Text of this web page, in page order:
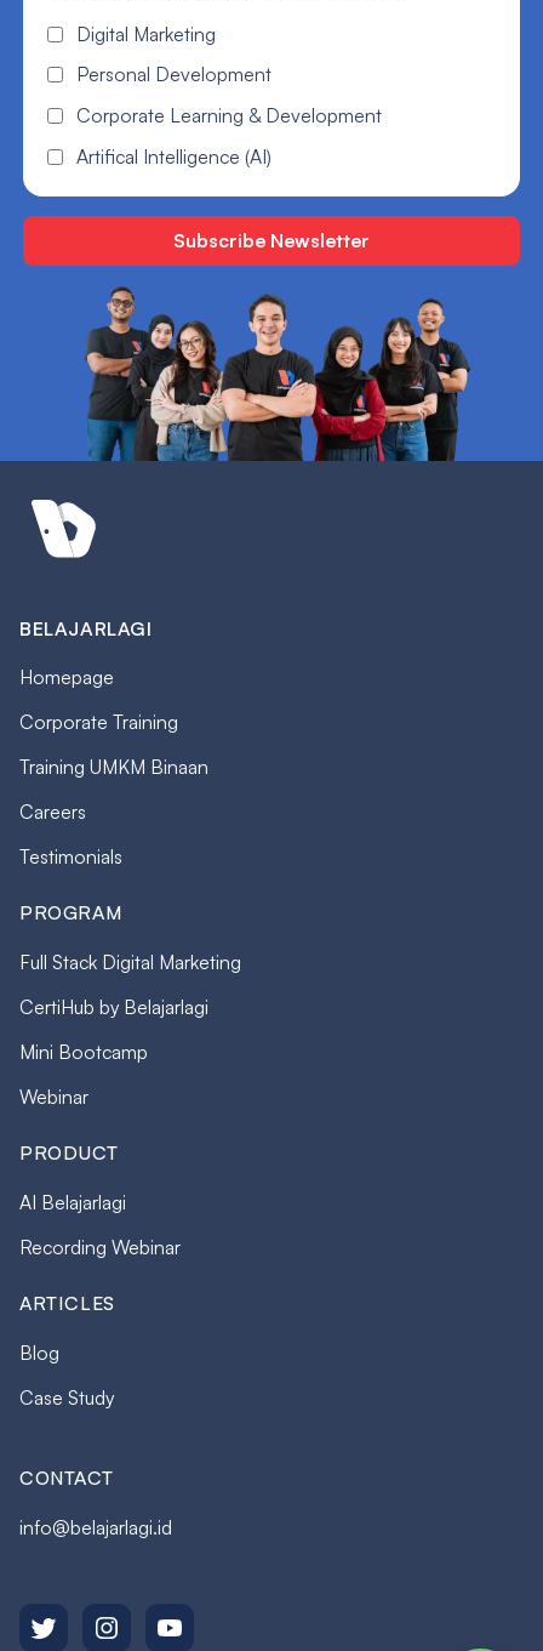
Digital Marketing
Personal Development
Corporate Learning & Development
Artifical Intelligence (AI)
BELAJARLAGI
Homepage
Corporate Training
Training UMKM Binaan
Careers
Testimonials
PROGRAM
Full Stack Digital Marketing
CertiHub by Belajarlagi
Mini Bootcamp
Webinar
PRODUCT
AI Belajarlagi
Recording Webinar
ARTICLES
Blog
Case Study
CONTACT
info@belajarlagi.id